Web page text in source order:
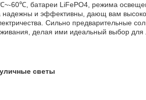
60℃, батареи LiFePO4, режима
надежны и эффективны, дающ вам
Сильно предварительные
делая ими идеальный выбор
светы